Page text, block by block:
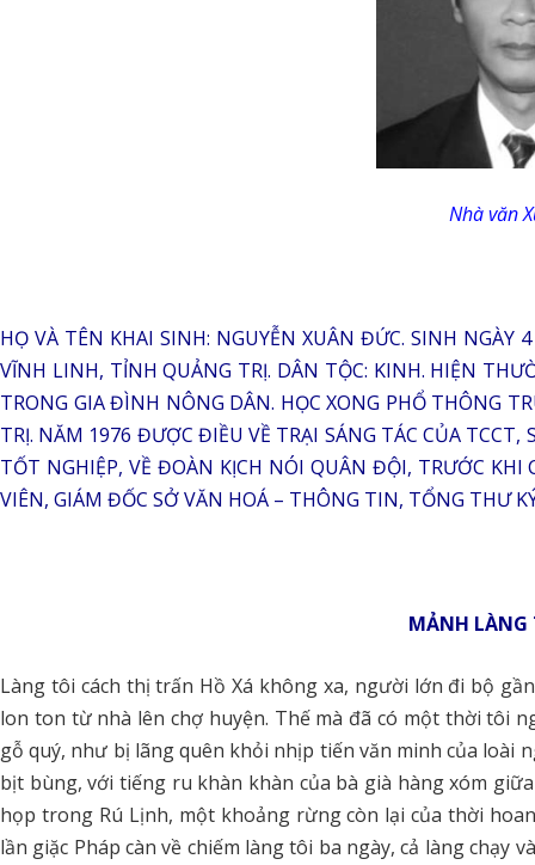
Nhà văn
HỌ VÀ TÊN KHAI SINH: NGUYỄN XUÂN ĐỨC. SINH NGÀY
VĨNH LINH, TỈNH QUẢNG TRỊ. DÂN TỘC: KINH. HIỆN
TRONG GIA ĐÌNH NÔNG DÂN. HỌC XONG PHỔ THÔNG
TRỊ. NĂM 1976 ĐƯỢC ĐIỀU VỀ TRẠI SÁNG TÁC CỦA
TỐT NGHIỆP, VỀ ĐOÀN KỊCH NÓI QUÂN ĐỘI, TRƯỚC
VIÊN, GIÁM ĐỐC SỞ VĂN HOÁ – THÔNG TIN, TỔNG THƯ
MẢNH LÀNG
Làng tôi cách thị trấn Hồ Xá không xa, người lớn đi bộ
lon ton từ nhà lên chợ huyện. Thế mà đã có một thời tôi
gỗ quý, như bị lãng quên khỏi nhịp tiến văn minh của
bịt bùng, với tiếng ru khàn khàn của bà già hàng xóm
họp trong Rú Lịnh, một khoảng rừng còn lại của thời
lần giặc Pháp càn về chiếm làng tôi ba ngày, cả làng chạy